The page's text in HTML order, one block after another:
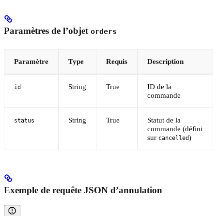
Paramètres de l’objet orders
Paramètre Type Requis Description
id String True
ID de la
commande
status String True
Statut de la
commande (défini
sur cancelled)
Exemple de requête JSON d’annulation